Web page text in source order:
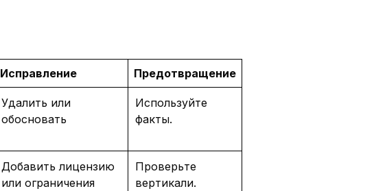
Исправление Предотвращение
Удалить или
обосновать
Используйте
факты.
Добавить лицензию
или ограничения
Проверьте
вертикали.